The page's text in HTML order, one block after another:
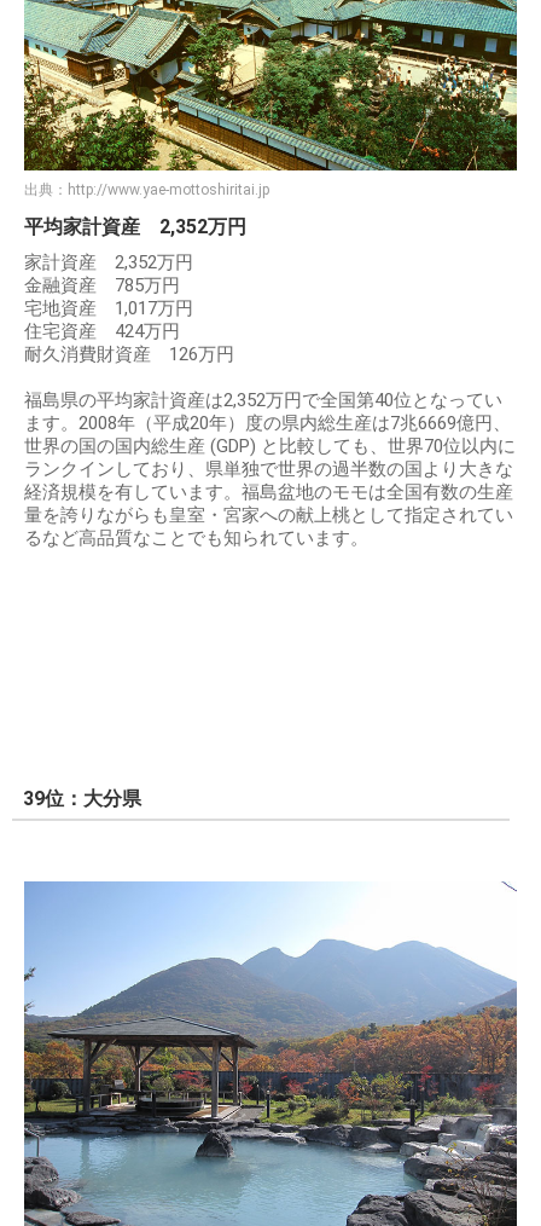
出典： http://www.yae-mottoshiritai.jp
平均家計資産 2,352万円
家計資産 2,352万円
金融資産 785万円
宅地資産 1,017万円
住宅資産 424万円
耐久消費財資産 126万円
福島県の平均家計資産は2,352万円で全国第40位となってい
ます。2008年（平成20年）度の県内総生産は7兆6669億円、
世界の国の国内総生産 (GDP) と比較しても、世界70位以内に
ランクインしており、県単独で世界の過半数の国より大きな
経済規模を有しています。福島盆地のモモは全国有数の生産
量を誇りながらも皇室・宮家への献上桃として指定されてい
るなど高品質なことでも知られています。
39位：大分県